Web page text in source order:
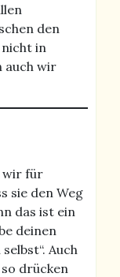
den
in
auch wir
wir für
sie den Weg
das ist ein
deinen
Auch
drücken